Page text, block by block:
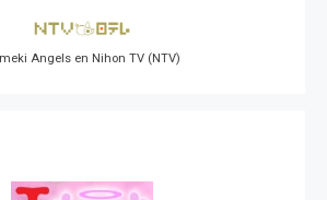
Angels en Nihon TV (NTV)